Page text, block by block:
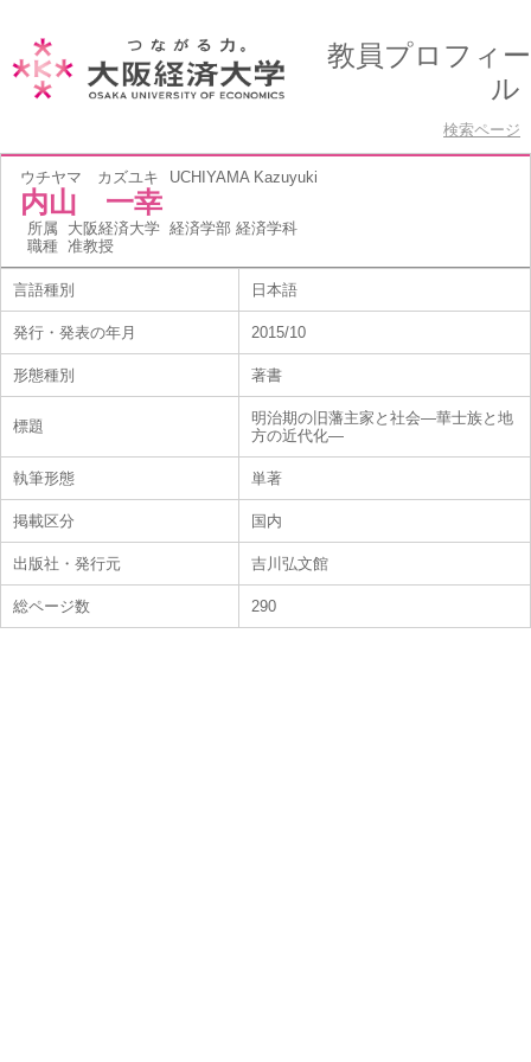
教員プロフィー
ル
検索ページ
ウチヤマ カズユキ UCHIYAMA Kazuyuki
内山 一幸
所属 大阪経済大学 経済学部 経済学科
職種 准教授
言語種別 日本語
発行・発表の年月 2015/10
形態種別 著書
標題
明治期の旧藩主家と社会―華士族と地
方の近代化―
執筆形態 単著
掲載区分 国内
出版社・発行元 吉川弘文館
総ページ数 290